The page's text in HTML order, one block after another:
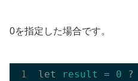
0を指定した場合です。
let result = 0 ?